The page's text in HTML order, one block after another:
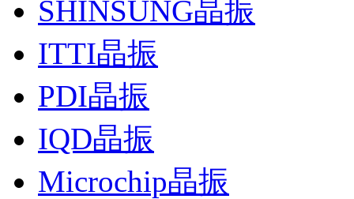
SHINSUNG晶振
ITTI晶振
PDI晶振
IQD晶振
Microchip晶振